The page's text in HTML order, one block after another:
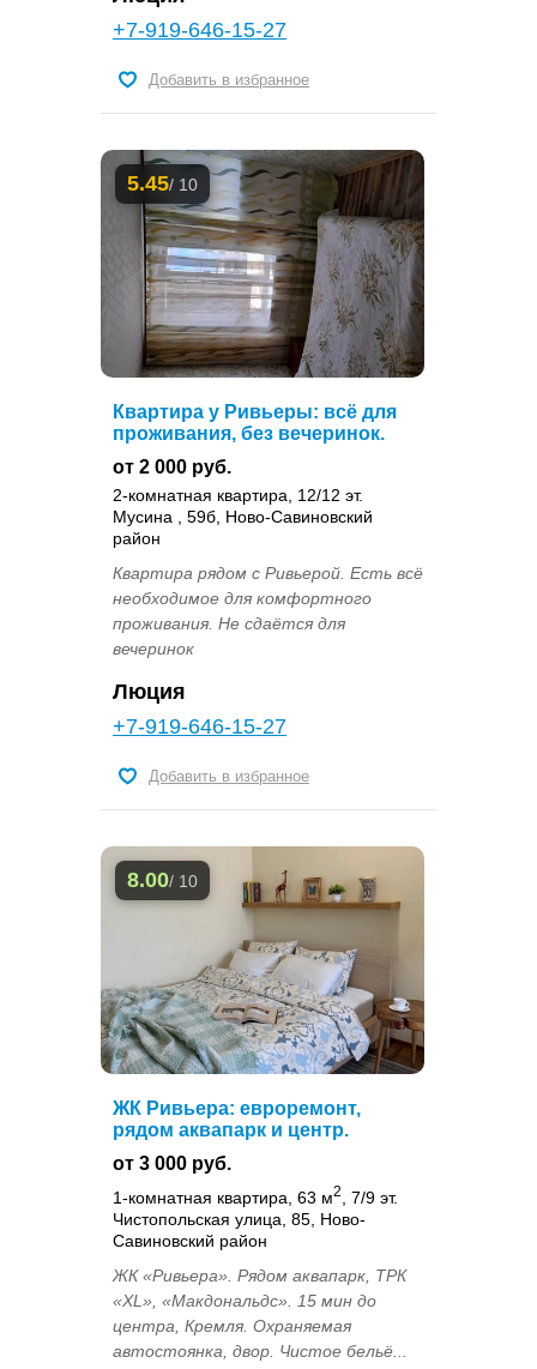
+7-919-646-15-27
Добавить в избранное
5.45/ 10
Квартира у Ривьеры: всё для
проживания, без вечеринок.
от 2 000 руб.
2-комнатная квартира, 12/12 эт.
Мусина , 59б, Ново-Савиновский
район
Квартира рядом с Ривьерой. Есть всё
необходимое для комфортного
проживания. Не сдаётся для
вечеринок
Люция
+7-919-646-15-27
Добавить в избранное
8.00/ 10
ЖК Ривьера: евроремонт,
рядом аквапарк и центр.
от 3 000 руб.
1-комнатная квартира, 63 м2
, 7/9 эт.
Чистопольская улица, 85, Ново-
Савиновский район
ЖК «Ривьера». Рядом аквапарк, ТРК
«XL», «Макдональдс». 15 мин до
центра, Кремля. Охраняемая
автостоянка, двор. Чистое бельё...